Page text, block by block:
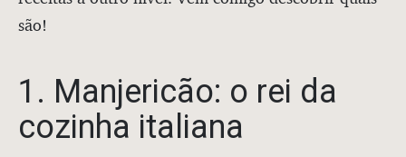
são!
1. Manjericão: o rei da
cozinha italiana